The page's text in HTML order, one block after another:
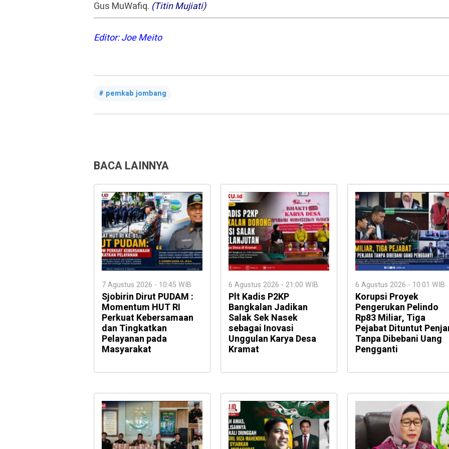
Gus MuWafiq. (Titin Mujiati)
Editor: Joe Meito
pemkab jombang
BACA LAINNYA
7 Agustus 2026 - 10:45 WIB
Sjobirin Dirut PUDAM :
Momentum HUT RI
Perkuat Kebersamaan
dan Tingkatkan
Pelayanan pada
Masyarakat
6 Agustus 2026 - 21:00 WIB
Plt Kadis P2KP
Bangkalan Jadikan
Salak Sek Nasek
sebagai Inovasi
Unggulan Karya Desa
Kramat
6 Agustus 2026 - 10:01 WIB
Korupsi Proyek
Pengerukan Pelindo
Rp83 Miliar, Tiga
Pejabat Dituntut
Tanpa Dibebani Uang
Pengganti